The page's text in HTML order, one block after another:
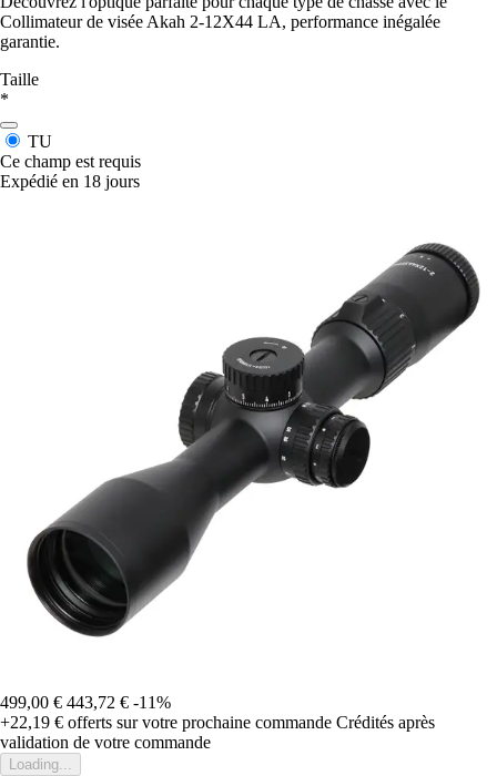
Collimateur de visée Akah 2-12X44 LA, performance inégalée
garantie.
Taille
*
TU
Ce champ est requis
Expédié en 18 jours
499,00 € 443,72 € -11%
+22,19 € offerts sur votre prochaine commande Crédités après
validation de votre commande
Loading...